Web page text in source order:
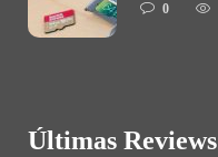
0
Últimas Reviews